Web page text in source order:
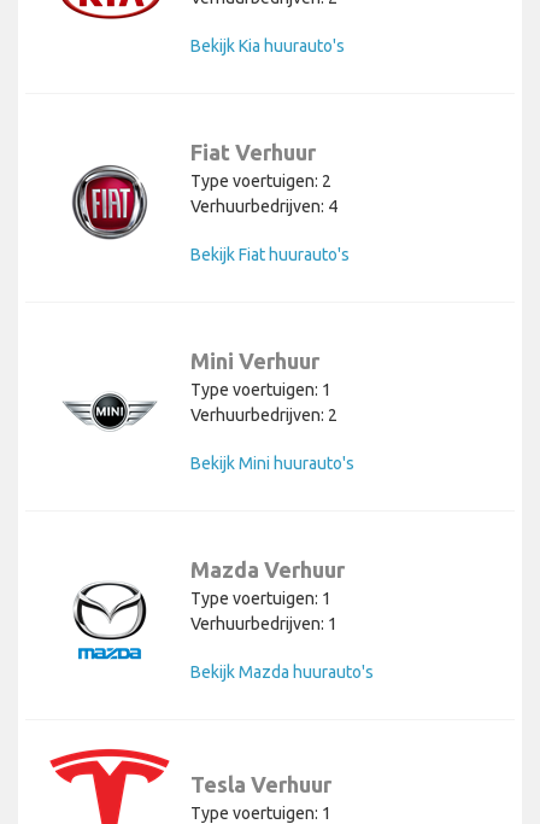
Bekijk Kia huurauto's
Fiat Verhuur
Type voertuigen: 2
Verhuurbedrijven: 4
Bekijk Fiat huurauto's
Mini Verhuur
Type voertuigen: 1
Verhuurbedrijven: 2
Bekijk Mini huurauto's
Mazda Verhuur
Type voertuigen: 1
Verhuurbedrijven: 1
Bekijk Mazda huurauto's
Tesla Verhuur
Type voertuigen: 1